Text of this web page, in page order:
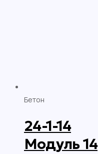
Бетон
24-1-14
Модуль 14